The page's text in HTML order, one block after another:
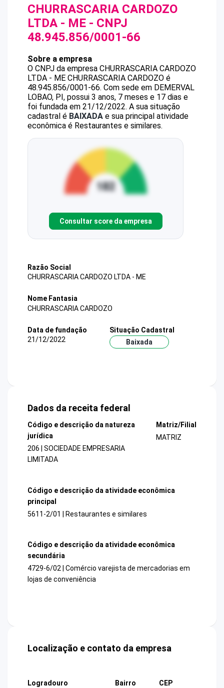
CHURRASCARIA CARDOZO
LTDA - ME - CNPJ
48.945.856/0001-66
Sobre a empresa
O CNPJ da empresa CHURRASCARIA CARDOZO
LTDA - ME CHURRASCARIA CARDOZO é
48.945.856/0001-66. Com sede em DEMERVAL
LOBAO, PI, possui 3 anos, 7 meses e 17 dias e
foi fundada em 21/12/2022. A sua situação
cadastral é BAIXADA e sua principal atividade
econômica é Restaurantes e similares.
Consultar score da empresa
Razão Social
CHURRASCARIA CARDOZO LTDA - ME
Nome Fantasia
CHURRASCARIA CARDOZO
Data de fundação
21/12/2022
Situação Cadastral
Baixada
Dados da receita federal
Código e descrição da natureza
jurídica
206 | SOCIEDADE EMPRESARIA
LIMITADA
Matriz/Filial
MATRIZ
Código e descrição da atividade econômica
principal
5611-2/01 | Restaurantes e similares
Código e descrição da atividade econômica
secundária
4729-6/02 | Comércio varejista de mercadorias em
lojas de conveniência
Localização e contato da empresa
Logradouro
Bairro
CEP